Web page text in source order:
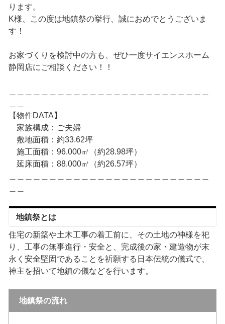
ります。
K様、この度は地鎮祭の挙行、誠におめでとうございま
す！
お家づくりを検討中の方も、ぜひ一度サイエンスホーム
静岡店にご相談ください！！
【物件DATA】
家族構成：ご夫婦
敷地面積：約33.62坪
施工面積：96.000㎡（約28.98坪）
延床面積：88.000㎡（約26.57坪）
地鎮祭とは
住宅の新築や土木工事の着工前に、その土地の神様を祀
り、工事の無事進行・安全と、完成後の家・建造物が末
永く安全堅固であることを祈願する日本伝統の儀式で、
神主を招いて地鎮の儀などを行います。
地鎮祭の流れ